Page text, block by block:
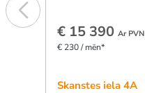
€ 15 390Ar PVN
€ 230 / mēn*
Skanstes iela 4A